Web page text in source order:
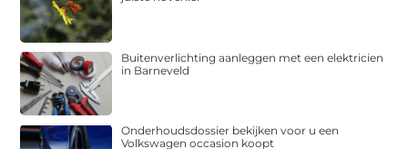
Buitenverlichting aanleggen met een elektricien
in Barneveld
Onderhoudsdossier bekijken voor u een
Volkswagen occasion koopt